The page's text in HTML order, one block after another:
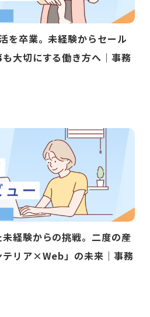
を卒業。未経験からセール
大切にする働き方へ｜事務
経験からの挑戦。二度の産
テリア×Web」の未来｜事務